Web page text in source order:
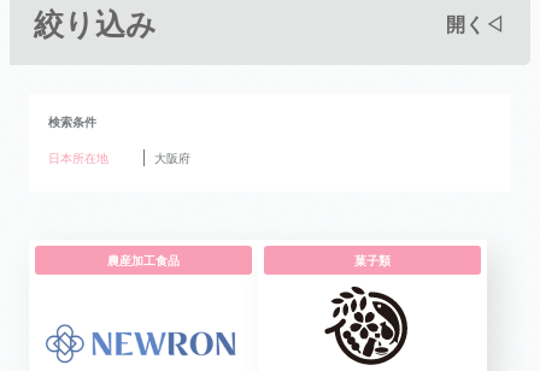
絞り込み 開く◁
検索条件
日本所在地 大阪府
農産加工食品 菓子類